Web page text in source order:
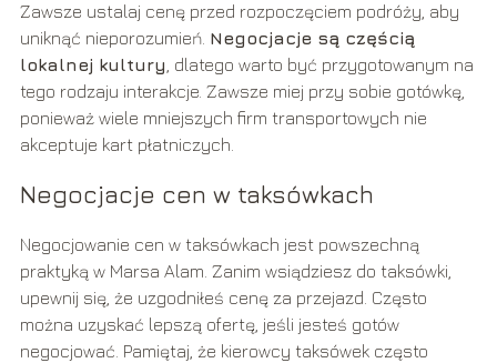
Zawsze ustalaj cenę przed rozpoczęciem podróży, aby
uniknąć nieporozumień. Negocjacje są częścią
lokalnej kultury , dlatego warto być przygotowanym na
tego rodzaju interakcje. Zawsze miej przy sobie gotówkę,
ponieważ wiele mniejszych firm transportowych nie
akceptuje kart płatniczych.
Negocjacje cen w taksówkach
Negocjowanie cen w taksówkach jest powszechną
praktyką w Marsa Alam. Zanim wsiądziesz do taksówki,
upewnij się, że uzgodniłeś cenę za przejazd. Często
można uzyskać lepszą ofertę, jeśli jesteś gotów
negocjować. Pamiętaj, że kierowcy taksówek często